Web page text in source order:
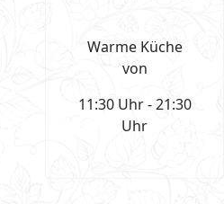
Warme Küche
von
11:30 Uhr - 21:30
Uhr